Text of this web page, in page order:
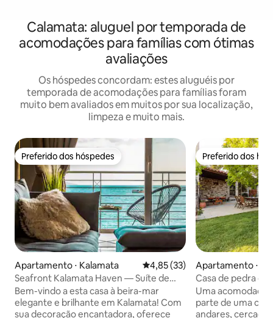
Calamata: aluguel por temporada de
acomodações para famílias com ótimas
avaliações
Os hóspedes concordam: estes aluguéis por
temporada de acomodações para famílias foram
muito bem avaliados em muitos por sua localização,
limpeza e muito mais.
Preferido dos hóspedes
Preferido dos hóspedes
Apartamento ⋅ Kalamata 4,85 de uma avaliação média
4,85 (33)
Seafront Kalamata Haven — Suíte de
luxo azul
Bem-vindo a esta casa à beira-mar
elegante e brilhante em Kalamata! Com
sua decoração encantadora, oferece
Preferido dos
Preferido dos
Apartamento ⋅
Casa de pedra
em Petalidi
Uma
parte de uma
andares, cercada